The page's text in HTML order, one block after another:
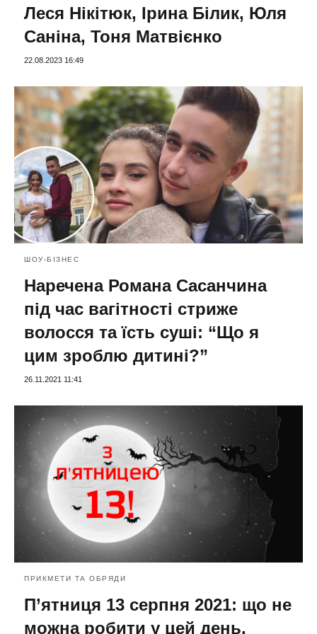
Леся Нікітюк, Ірина Білик, Юля
Саніна, Тоня Матвієнко
22.08.2023 16:49
ШОУ-БІЗНЕС
Наречена Романа Сасанчина
під час вагітності стриже
волосся та їсть суші: “Що я
цим зроблю дитині?”
26.11.2021 11:41
ПРИКМЕТИ ТА ОБРЯДИ
П’ятниця 13 серпня 2021: що не
можна робити у цей день,